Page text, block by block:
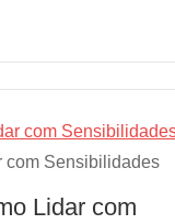
com Sensibilidades
Lidar com